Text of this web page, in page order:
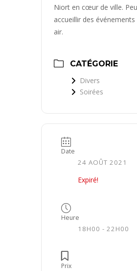
Niort en cœur de ville.
accueillir des événements
air.
CATÉGORIE
Divers
Soirées
Date
24 AOÛT 2021
Expiré!
Heure
18H00 - 22H00
Prix